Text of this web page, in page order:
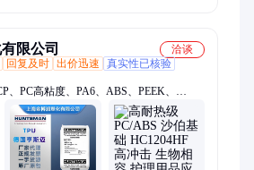
限公司
洽谈
回复及时 出价迅速
真实性已核验
、PC高粘度、PA6、ABS、PEEK、
POM、PET、PMMA、PA66、PA12、
、美国杜邦、德国科思创、沙伯基础、
、美国苏威、工程料特种塑胶原料